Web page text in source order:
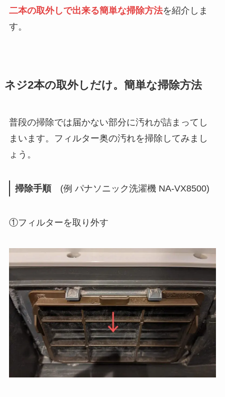
二本の取外しで出来る簡単な掃除方法を紹介しま
す。
ネジ2本の取外しだけ。簡単な掃除方法
普段の掃除では届かない部分に汚れが詰まってし
まいます。フィルター奥の汚れを掃除してみまし
ょう。
掃除手順(例 パナソニック洗濯機 NA-VX8500)
①フィルターを取り外す